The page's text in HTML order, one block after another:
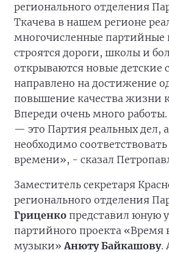
регионального отделения
Ткачева в нашем регионе
многочисленные партийные
строятся дороги, школы и
открываются новые детские
направлено на достижение
повышение качества жизни
Впереди очень много
— это Партия реальных дел,
необходимо
времени», - сказал
Заместитель секретаря
регионального отделения
Гриценко представил юную
партийного проекта «Время
музыки»Анюту Байкашову.